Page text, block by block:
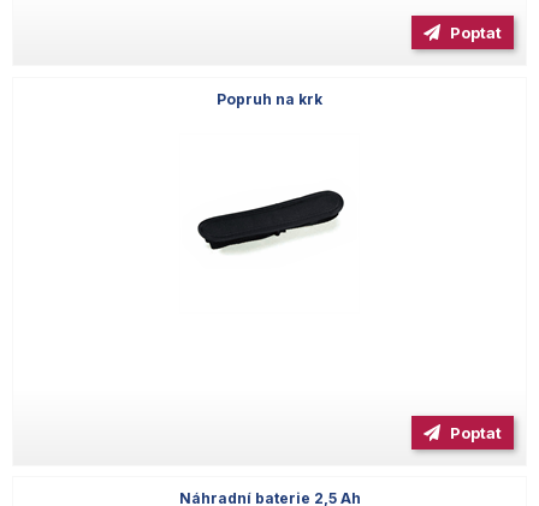
Poptat
Popruh na krk
Poptat
Náhradní baterie 2,5 Ah